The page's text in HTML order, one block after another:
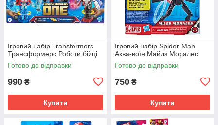
Ігровий набір Transformers
Трансформерс Роботи бійці
Готово до відправки
990 ₴
Купити
Ігровий набір Spider-Man
Аква-воїн Майлз Моралес
Готово до відправки
750 ₴
Купити